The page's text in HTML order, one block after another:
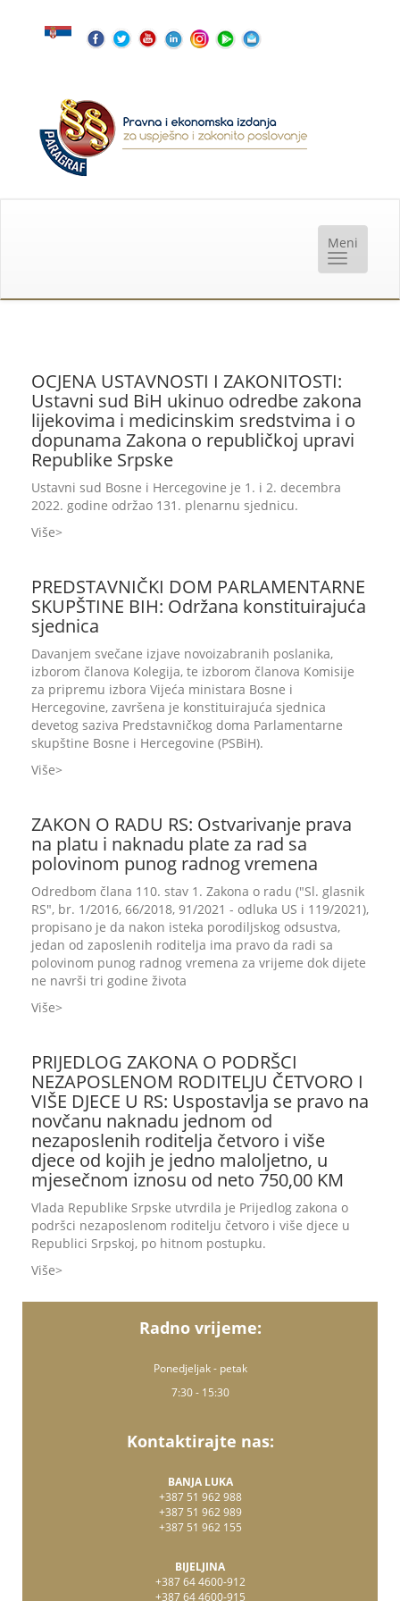
OCJENA USTAVNOSTI I ZAKONITOSTI:
Ustavni sud BiH ukinuo odredbe zakona
lijekovima i medicinskim sredstvima i o
dopunama Zakona o republičkoj upravi
Republike Srpske
Ustavni sud Bosne i Hercegovine je 1. i 2. decembra
2022. godine održao 131. plenarnu sjednicu.
Više
PREDSTAVNIČKI DOM PARLAMENTARNE
SKUPŠTINE BIH: Održana konstituirajuća
sjednica
Davanjem svečane izjave novoizabranih poslanika,
izborom članova Kolegija, te izborom članova Komisije
za pripremu izbora Vijeća ministara Bosne i
Hercegovine, završena je konstituirajuća sjednica
devetog saziva Predstavničkog doma Parlamentarne
skupštine Bosne i Hercegovine (PSBiH).
Više
ZAKON O RADU RS: Ostvarivanje prava
na platu i naknadu plate za rad sa
polovinom punog radnog vremena
Odredbom člana 110. stav 1. Zakona o radu ("Sl. glasnik
RS", br. 1/2016, 66/2018, 91/2021 - odluka US i 119/2021),
propisano je da nakon isteka porodiljskog odsustva,
jedan od zaposlenih roditelja ima pravo da radi sa
polovinom punog radnog vremena za vrijeme dok dijete
ne navrši tri godine života
Više
PRIJEDLOG ZAKONA O PODRŠCI
NEZAPOSLENOM RODITELJU ČETVORO I
VIŠE DJECE U RS: Uspostavlja se pravo na
novčanu naknadu jednom od
nezaposlenih roditelja četvoro i više
djece od kojih je jedno maloljetno, u
mjesečnom iznosu od neto 750,00 KM
Vlada Republike Srpske utvrdila je Prijedlog zakona o
podršci nezaposlenom roditelju četvoro i više djece u
Republici Srpskoj, po hitnom postupku.
Više
Radno vrijeme:
Ponedjeljak - petak
7:30 - 15:30
Kontaktirajte nas:
BANJA LUKA
+387 51 962 988
+387 51 962 989
+387 51 962 155
BIJELJINA
+387 64 4600-912
+387 64 4600-915